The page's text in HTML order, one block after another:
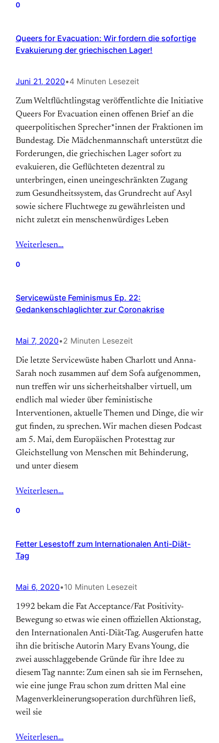
0
Queers for Evacuation: Wir fordern die sofortige
Evakuierung der griechischen Lager!
Juni 21, 2020•4 Minuten Lesezeit
Zum Weltflüchtlingstag veröffentlichte die Initiative
Queers For Evacuation einen offenen Brief an die
queerpolitischen Sprecher*innen der Fraktionen im
Bundestag. Die Mädchenmannschaft unterstützt die
Forderungen, die griechischen Lager sofort zu
evakuieren, die Geflüchteten dezentral zu
unterbringen, einen uneingeschränkten Zugang
zum Gesundheitssystem, das Grundrecht auf Asyl
sowie sichere Fluchtwege zu gewährleisten und
nicht zuletzt ein menschenwürdiges Leben
Weiterlesen…
0
Servicewüste Feminismus Ep. 22:
Gedankenschlaglichter zur Coronakrise
Mai 7, 2020•2 Minuten Lesezeit
Die letzte Servicewüste haben Charlott und Anna-
Sarah noch zusammen auf dem Sofa aufgenommen,
nun treffen wir uns sicherheitshalber virtuell, um
endlich mal wieder über feministische
Interventionen, aktuelle Themen und Dinge, die wir
gut finden, zu sprechen. Wir machen diesen Podcast
am 5. Mai, dem Europäischen Protesttag zur
Gleichstellung von Menschen mit Behinderung,
und unter diesem
Weiterlesen…
0
Fetter Lesestoff zum Internationalen Anti-Diät-
Tag
Mai 6, 2020•10 Minuten Lesezeit
1992 bekam die Fat Acceptance/Fat Positivity-
Bewegung so etwas wie einen offiziellen Aktions­tag,
den Internationalen Anti-Diät-Tag. Aus­gerufen hatte
ihn die britische Autorin Mary Evans Young, die
zwei ausschlaggebende Gründe für ihre Idee zu
diesem Tag nannte: Zum einen sah sie im Fernsehen,
wie eine junge Frau schon zum dritten Mal eine
Magen­verkleinerungs­operation durchführen ließ,
weil sie
Weiterlesen…